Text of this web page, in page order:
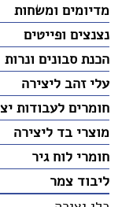
מדיומים ומשחות
נצנצים ופייטים
הכנת סבונים ונרות
עלי זהב ליצירה
חומרים לעבודות
מוצרי בד ליצירה
חומרי לוח גיר
ליבוד צמר